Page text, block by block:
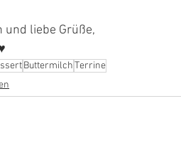
und liebe Grüße,
ButtermilchTerrine